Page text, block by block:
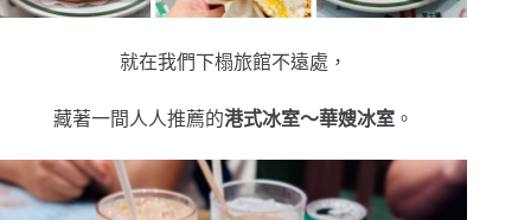
就在我們下榻旅館不遠處，
藏著一間人人推薦的港式冰室～華嫂冰室 。